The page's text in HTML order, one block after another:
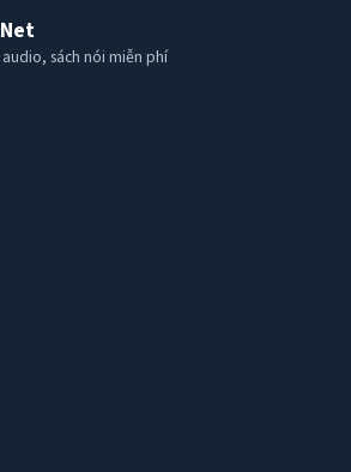
sách nói miễn phí